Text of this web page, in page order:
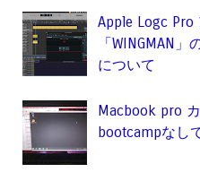
Apple Logc Pro
「WINGMAN
について
Macbook pro
bootcampなし